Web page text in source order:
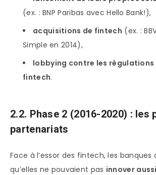
(ex. : BNP Paribas avec Hello Bank!),
acquisitions de fintech (ex. :
Simple en 2014),
lobbying contre les
fintech.
2.2. Phase 2 (2016-2020) : les
partenariats
Face à l’essor des fintech, les banques
qu’elles ne pouvaient pas innover